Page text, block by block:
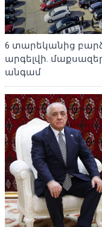
6 տարեկանից
արգելվի.
անգամ